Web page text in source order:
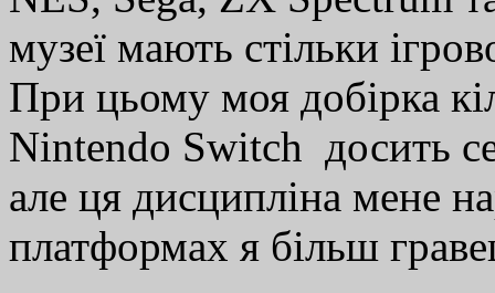
музеї мають стільки
При цьому моя добірка
Nintendo Switch досить
але ця дисципліна мене
платформах я більш